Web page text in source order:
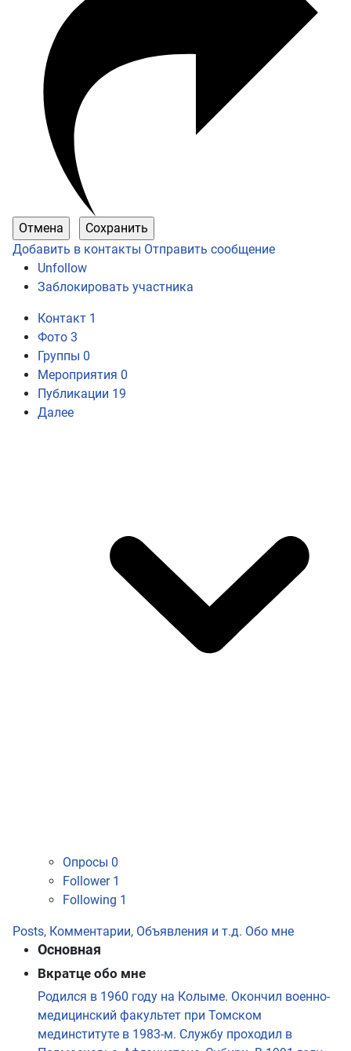
Добавить в контакты Отправить сообщение
Unfollow
Заблокировать участника
Контакт 1
Фото 3
Группы 0
Мероприятия 0
Публикации 19
Далее
Опросы 0
Follower 1
Following 1
Posts, Комментарии, Объявления и т.д. Обо мне
Основная
Вкратце обо мне
Родился в 1960 году на Колыме. Окончил военно-
медицинский факультет при Томском
мединституте в 1983-м. Службу проходил в